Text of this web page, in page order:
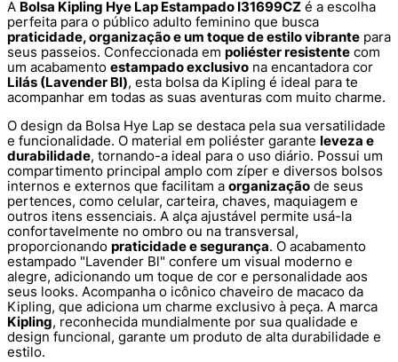
A Bolsa Kipling Hye Lap Estampado I31699CZ é a escolha
perfeita para o público adulto feminino que busca
praticidade, organização e um toque de estilo vibrante para
seus passeios. Confeccionada em poliéster resistente com
um acabamento estampado exclusivo na encantadora cor
Lilás (Lavender Bl), esta bolsa da Kipling é ideal para te
acompanhar em todas as suas aventuras com muito charme.
O design da Bolsa Hye Lap se destaca pela sua versatilidade
e funcionalidade. O material em poliéster garante leveza e
durabilidade, tornando-a ideal para o uso diário. Possui um
compartimento principal amplo com zíper e diversos bolsos
internos e externos que facilitam a organização de seus
pertences, como celular, carteira, chaves, maquiagem e
outros itens essenciais. A alça ajustável permite usá-la
confortavelmente no ombro ou na transversal,
proporcionando praticidade e segurança. O acabamento
estampado "Lavender Bl" confere um visual moderno e
alegre, adicionando um toque de cor e personalidade aos
seus looks. Acompanha o icônico chaveiro de macaco da
Kipling, que adiciona um charme exclusivo à peça. A marca
Kipling, reconhecida mundialmente por sua qualidade e
design funcional, garante um produto de alta durabilidade e
estilo.